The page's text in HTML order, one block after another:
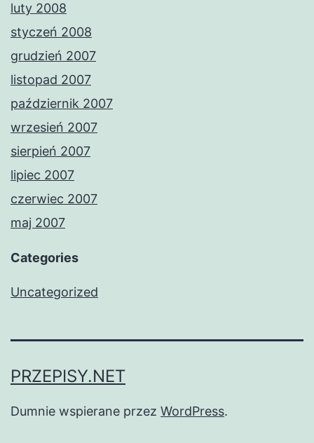
luty 2008
styczeń 2008
grudzień 2007
listopad 2007
październik 2007
wrzesień 2007
sierpień 2007
lipiec 2007
czerwiec 2007
maj 2007
Categories
Uncategorized
PRZEPISY.NET
Dumnie wspierane przez WordPress.